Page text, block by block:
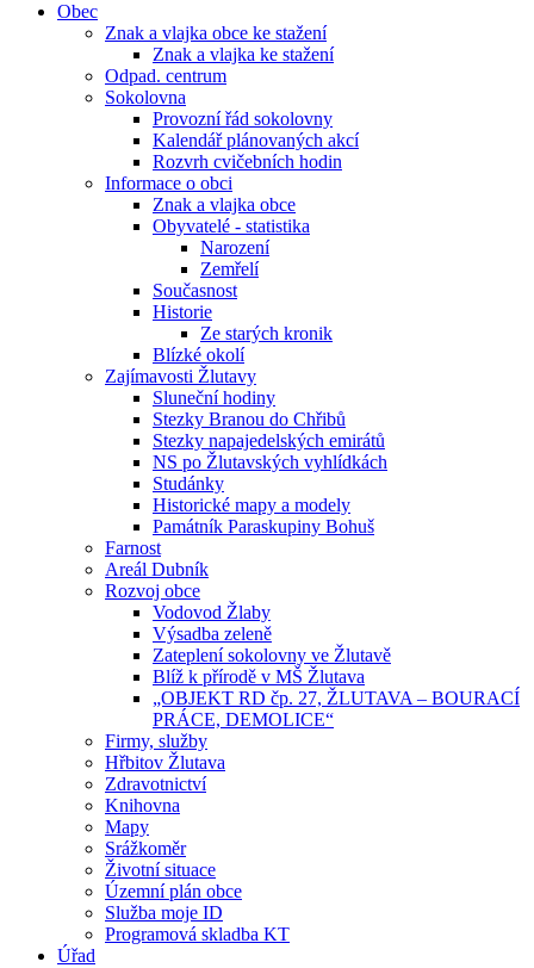
Obec
Znak a vlajka obce ke stažení
Znak a vlajka ke stažení
Odpad. centrum
Sokolovna
Provozní řád sokolovny
Kalendář plánovaných akcí
Rozvrh cvičebních hodin
Informace o obci
Znak a vlajka obce
Obyvatelé - statistika
Narození
Zemřelí
Současnost
Historie
Ze starých kronik
Blízké okolí
Zajímavosti Žlutavy
Sluneční hodiny
Stezky Branou do Chřibů
Stezky napajedelských emirátů
NS po Žlutavských vyhlídkách
Studánky
Historické mapy a modely
Památník Paraskupiny Bohuš
Farnost
Areál Dubník
Rozvoj obce
Vodovod Žlaby
Výsadba zeleně
Zateplení sokolovny ve Žlutavě
Blíž k přírodě v MŠ Žlutava
„OBJEKT RD čp. 27, ŽLUTAVA – BOURACÍ
PRÁCE, DEMOLICE“
Firmy, služby
Hřbitov Žlutava
Zdravotnictví
Knihovna
Mapy
Srážkoměr
Životní situace
Územní plán obce
Služba moje ID
Programová skladba KT
Úřad